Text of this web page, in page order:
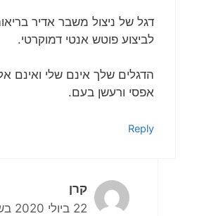
דגל של ניצול משבר אדיר
לביצוע פוטש אנטי דמוקרטי.
הדגלים שלך אינם שלי ואינם
אפסי ורעשן בעם.
Reply
קרן
22 ביולי 2020 בשעה 18:12